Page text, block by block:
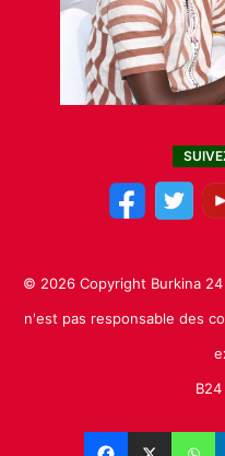
© 2026 Copyright Burkina
n'est pas responsable des
Facebook